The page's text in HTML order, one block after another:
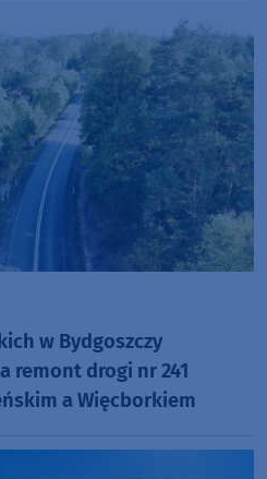
w Bydgoszczy
remont drogi nr 241
a Więcborkiem